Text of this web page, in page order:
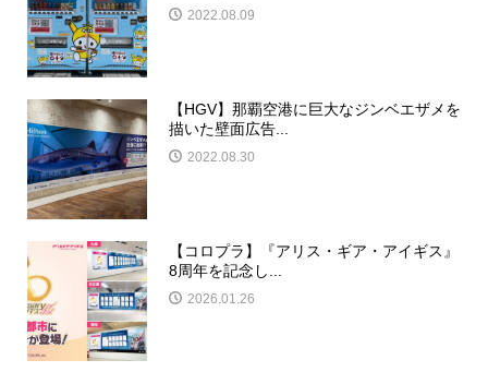
2022.08.09
【HGV】那覇空港に巨大なジンベエザメを
描いた壁面広告...
2022.08.30
【コロプラ】『アリス・ギア・アイギス』
8周年を記念し...
2026.01.26